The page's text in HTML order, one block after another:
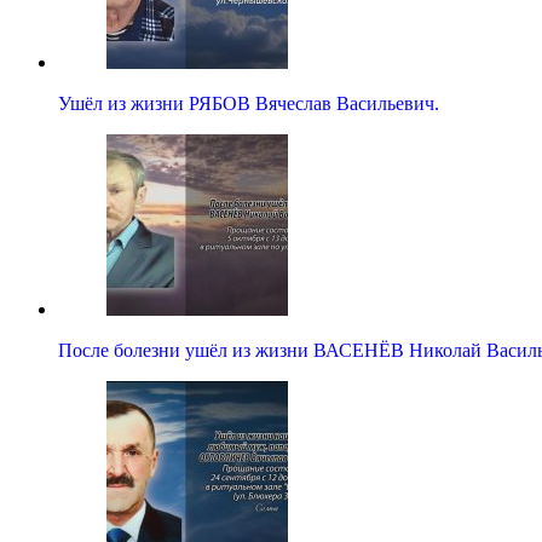
Ушёл из жизни РЯБОВ Вячеслав Васильевич.
После болезни ушёл из жизни ВАСЕНЁВ Николай